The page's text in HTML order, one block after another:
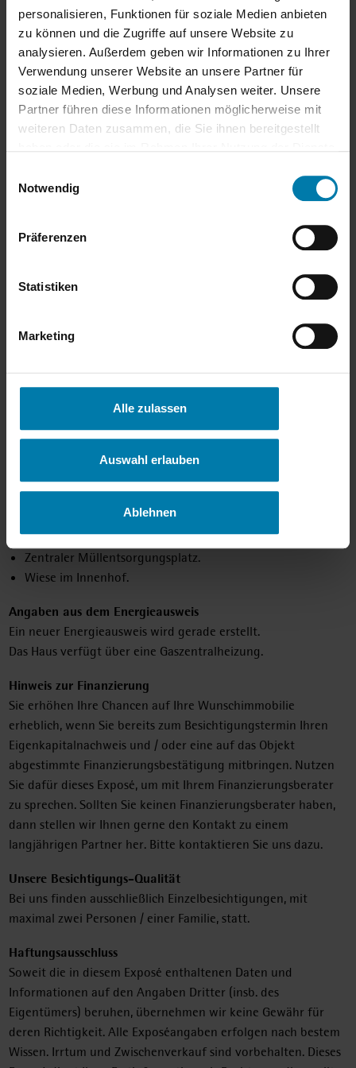
personalisieren, Funktionen für soziale Medien anbieten
zu können und die Zugriffe auf unsere Website zu
analysieren. Außerdem geben wir Informationen zu Ihrer
Verwendung unserer Website an unsere Partner für
soziale Medien, Werbung und Analysen weiter. Unsere
Partner führen diese Informationen möglicherweise mit
weiteren Daten zusammen, die Sie ihnen bereitgestellt
Notwendig
Präferenzen
Statistiken
Marketing
Alle zulassen
Auswahl erlauben
Ablehnen
Restaurants und Cafés.
Fußballfans kommen im nahegelegenen Karl-Liebknecht-
Stadion auf ihre Kosten, während Kinofreunde das Thalia-
Kino Babelsberg besuchen können. Jeden Samstag bietet der
Wochenmarkt am Weberplatz frische Produkte und regionale
Spezialitäten.
Einkaufsmöglichkeiten wie der EDEKA-Supermarkt sowie eine
Apotheke befinden sich direkt am S-Bahnhof Babelsberg und
sind bequem zu Fuß erreichbar. Babelsberg ist ein eigener
Naherholung bietet.
Fliesen in Küche, Flur und Badezimmer.
Fliesenspiegel in der Küche.
Zwei überdachte Balkone.
Fenster mit 2-Scheiben-Isolierverglasung.
Kellerabteil.
Gaszentralheizung.
Gegensprechanlage.
Zentraler Müllentsorgungsplatz.
Wiese im Innenhof.
Angaben aus dem Energieausweis
Ein neuer Energieausweis wird gerade erstellt.
Das Haus verfügt über eine Gaszentralheizung.
Hinweis zur Finanzierung
Sie erhöhen Ihre Chancen auf Ihre Wunschimmobilie
erheblich, wenn Sie bereits zum Besichtigungstermin Ihren
Eigenkapitalnachweis und / oder eine auf das Objekt
abgestimmte Finanzierungsbestätigung mitbringen. Nutzen
Sie dafür dieses Exposé, um mit Ihrem Finanzierungsberater
zu sprechen. Sollten Sie keinen Finanzierungsberater haben,
dann stellen wir Ihnen gerne den Kontakt zu einem
langjährigen Partner her. Bitte kontaktieren Sie uns dazu.
Unsere Besichtigungs-Qualität
Bei uns finden ausschließlich Einzelbesichtigungen, mit
maximal zwei Personen / einer Familie, statt.
Haftungsausschluss
Soweit die in diesem Exposé enthaltenen Daten und
Informationen auf den Angaben Dritter (insb. des
Eigentümers) beruhen, übernehmen wir keine Gewähr für
deren Richtigkeit. Alle Exposéangaben erfolgen nach bestem
Wissen. Irrtum und Zwischenverkauf sind vorbehalten. Dieses